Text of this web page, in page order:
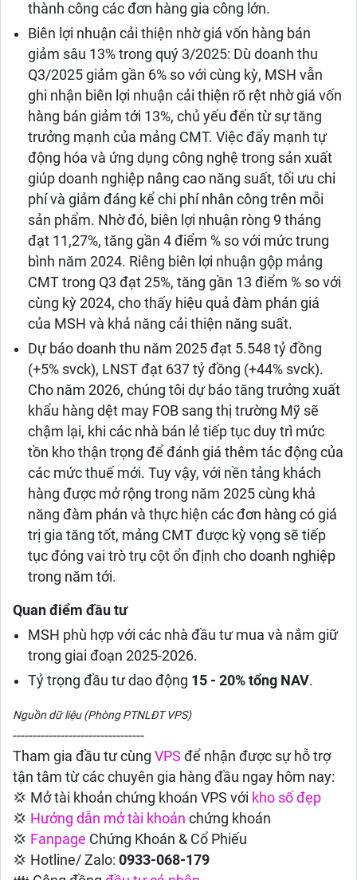
thành công các đơn hàng gia công lớn.
Biên lợi nhuận cải thiện nhờ giá vốn hàng bán
giảm sâu 13% trong quý 3/2025: Dù doanh thu
Q3/2025 giảm gần 6% so với cùng kỳ, MSH vẫn
ghi nhận biên lợi nhuận cải thiện rõ rệt nhờ giá vốn
hàng bán giảm tới 13%, chủ yếu đến từ sự tăng
trưởng mạnh của mảng CMT. Việc đẩy mạnh tự
động hóa và ứng dụng công nghệ trong sản xuất
giúp doanh nghiệp nâng cao năng suất, tối ưu chi
phí và giảm đáng kể chi phí nhân công trên mỗi
sản phẩm. Nhờ đó, biên lợi nhuận ròng 9 tháng
đạt 11,27%, tăng gần 4 điểm % so với mức trung
bình năm 2024. Riêng biên lợi nhuận gộp mảng
CMT trong Q3 đạt 25%, tăng gần 13 điểm % so với
cùng kỳ 2024, cho thấy hiệu quả đàm phán giá
của MSH và khả năng cải thiện năng suất.
Dự báo doanh thu năm 2025 đạt 5.548 tỷ đồng
(+5% svck), LNST đạt 637 tỷ đồng (+44% svck).
Cho năm 2026, chúng tôi dự báo tăng trưởng xuất
khẩu hàng dệt may FOB sang thị trường Mỹ sẽ
chậm lại, khi các nhà bán lẻ tiếp tục duy trì mức
tồn kho thận trọng để đánh giá thêm tác động của
các mức thuế mới. Tuy vậy, với nền tảng khách
hàng được mở rộng trong năm 2025 cùng khả
năng đàm phán và thực hiện các đơn hàng có giá
trị gia tăng tốt, mảng CMT được kỳ vọng sẽ tiếp
tục đóng vai trò trụ cột ổn định cho doanh nghiệp
trong năm tới.
Quan điểm đầu tư
MSH phù hợp với các nhà đầu tư mua và nắm giữ
trong giai đoạn 2025-2026.
Tỷ trọng đầu tư dao động 15 - 20% tổng NAV.
Nguồn dữ liệu (Phòng PTNLĐT VPS)
---------------------------------
Tham gia đầu tư cùng VPS để nhận được sự hỗ trợ
tận tâm từ các chuyên gia hàng đầu ngay hôm nay:
💢 Mở tài khoản chứng khoán VPS với kho số đẹp
💢 Hướng dẫn mở tài khoản chứng khoán
💢 Fanpage Chứng Khoán & Cổ Phiếu
💢 Hotline/ Zalo: 0933-068-179